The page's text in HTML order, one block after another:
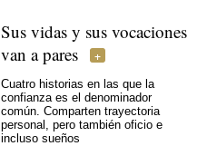
Sus vidas y sus vocaciones
van a pares
Cuatro historias en las que la
confianza es el denominador
común. Comparten trayectoria
personal, pero también oficio e
incluso sueños